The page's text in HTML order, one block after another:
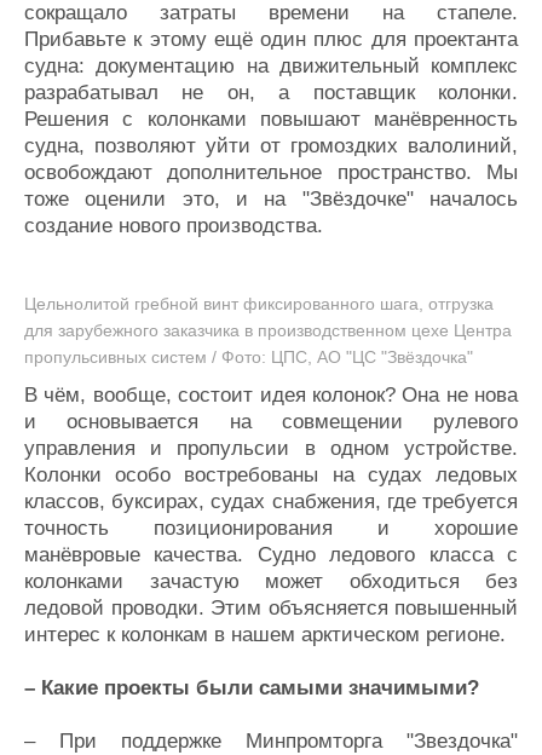
сокращало затраты времени на стапеле.
Прибавьте к этому ещё один плюс для проектанта
судна: документацию на движительный комплекс
разрабатывал не он, а поставщик колонки.
Решения с колонками повышают манёвренность
судна, позволяют уйти от громоздких валолиний,
освобождают дополнительное пространство. Мы
тоже оценили это, и на "Звёздочке" началось
создание нового производства.
Цельнолитой гребной винт фиксированного шага, отгрузка
для зарубежного заказчика в производственном цехе Центра
пропульсивных систем / Фото: ЦПС, АО "ЦС "Звёздочка"
В чём, вообще, состоит идея колонок? Она не нова
и основывается на совмещении рулевого
управления и пропульсии в одном устройстве.
Колонки особо востребованы на судах ледовых
классов, буксирах, судах снабжения, где требуется
точность позиционирования и хорошие
манёвровые качества. Судно ледового класса с
колонками зачастую может обходиться без
ледовой проводки. Этим объясняется повышенный
интерес к колонкам в нашем арктическом регионе.
– Какие проекты были самыми значимыми?
– При поддержке Минпромторга "Звездочка"